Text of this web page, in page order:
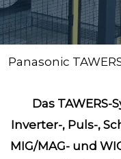
Panasonic
Das
Inverter-, Puls-,
MIG/MAG- und